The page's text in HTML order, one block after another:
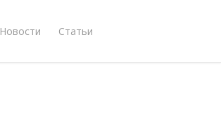
Новости Статьи